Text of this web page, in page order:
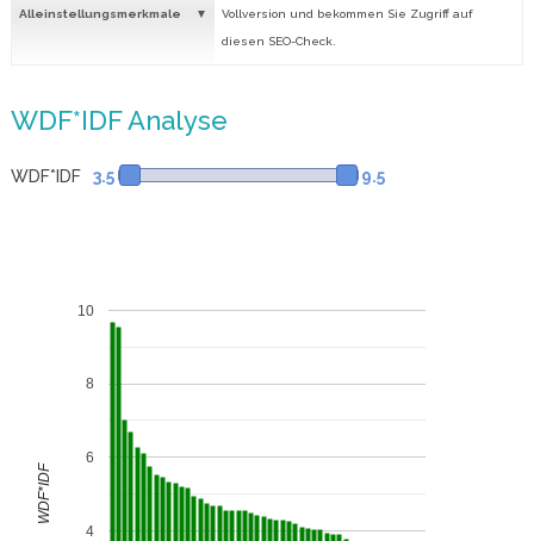
Alleinstellungsmerkmale Vollversion und bekommen Sie Zugriff auf
diesen SEO-Check.
WDF*IDF Analyse
WDF*IDF 3.5 9.5
4
6
8
10
WDF*IDF